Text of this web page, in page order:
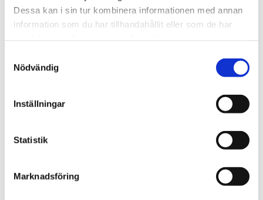
Dessa kan i sin tur kombinera informationen med annan
information som du har tillhandahållit eller som de har
Nödvändig
Inställningar
Statistik
Marknadsföring
dagen kan minska cancer­